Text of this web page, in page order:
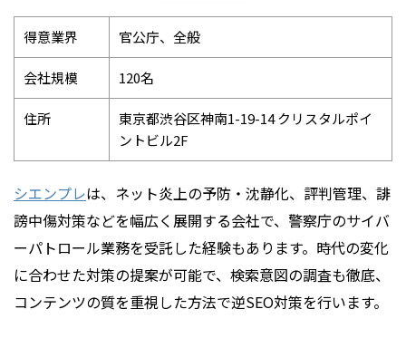
得意業界 官公庁、全般
会社規模 120名
住所
東京都渋谷区神南1-19-14 クリスタルポイ
ントビル2F
シエンプレは、ネット炎上の予防・沈静化、評判管理、誹
謗中傷対策などを幅広く展開する会社で、警察庁のサイバ
ーパトロール業務を受託した経験もあります。時代の変化
に合わせた対策の提案が可能で、検索意図の調査も徹底、
コンテンツの質を重視した方法で逆SEO対策を行います。